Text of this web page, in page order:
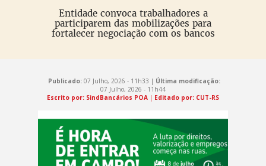
Entidade convoca trabalhadores a
participarem das mobilizações para
fortalecer negociação com os bancos
Publicado:07 Julho, 2026 - 11h33 | Última modificação:
07 Julho, 2026 - 11h44
Escrito por: SindBancários POA | Editado por: CUT-RS